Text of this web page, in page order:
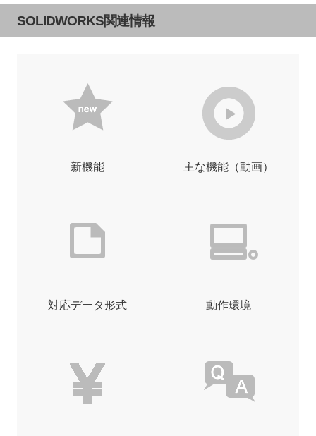
SOLIDWORKS関連情報
新機能 主な機能（動画）
対応データ形式 動作環境